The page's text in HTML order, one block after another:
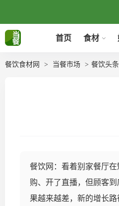
首页 食材
餐饮食材网 当餐市场 餐饮头条
餐饮网：看着别家餐厅
购、开了直播，但顾客
果越来越差，新的增长